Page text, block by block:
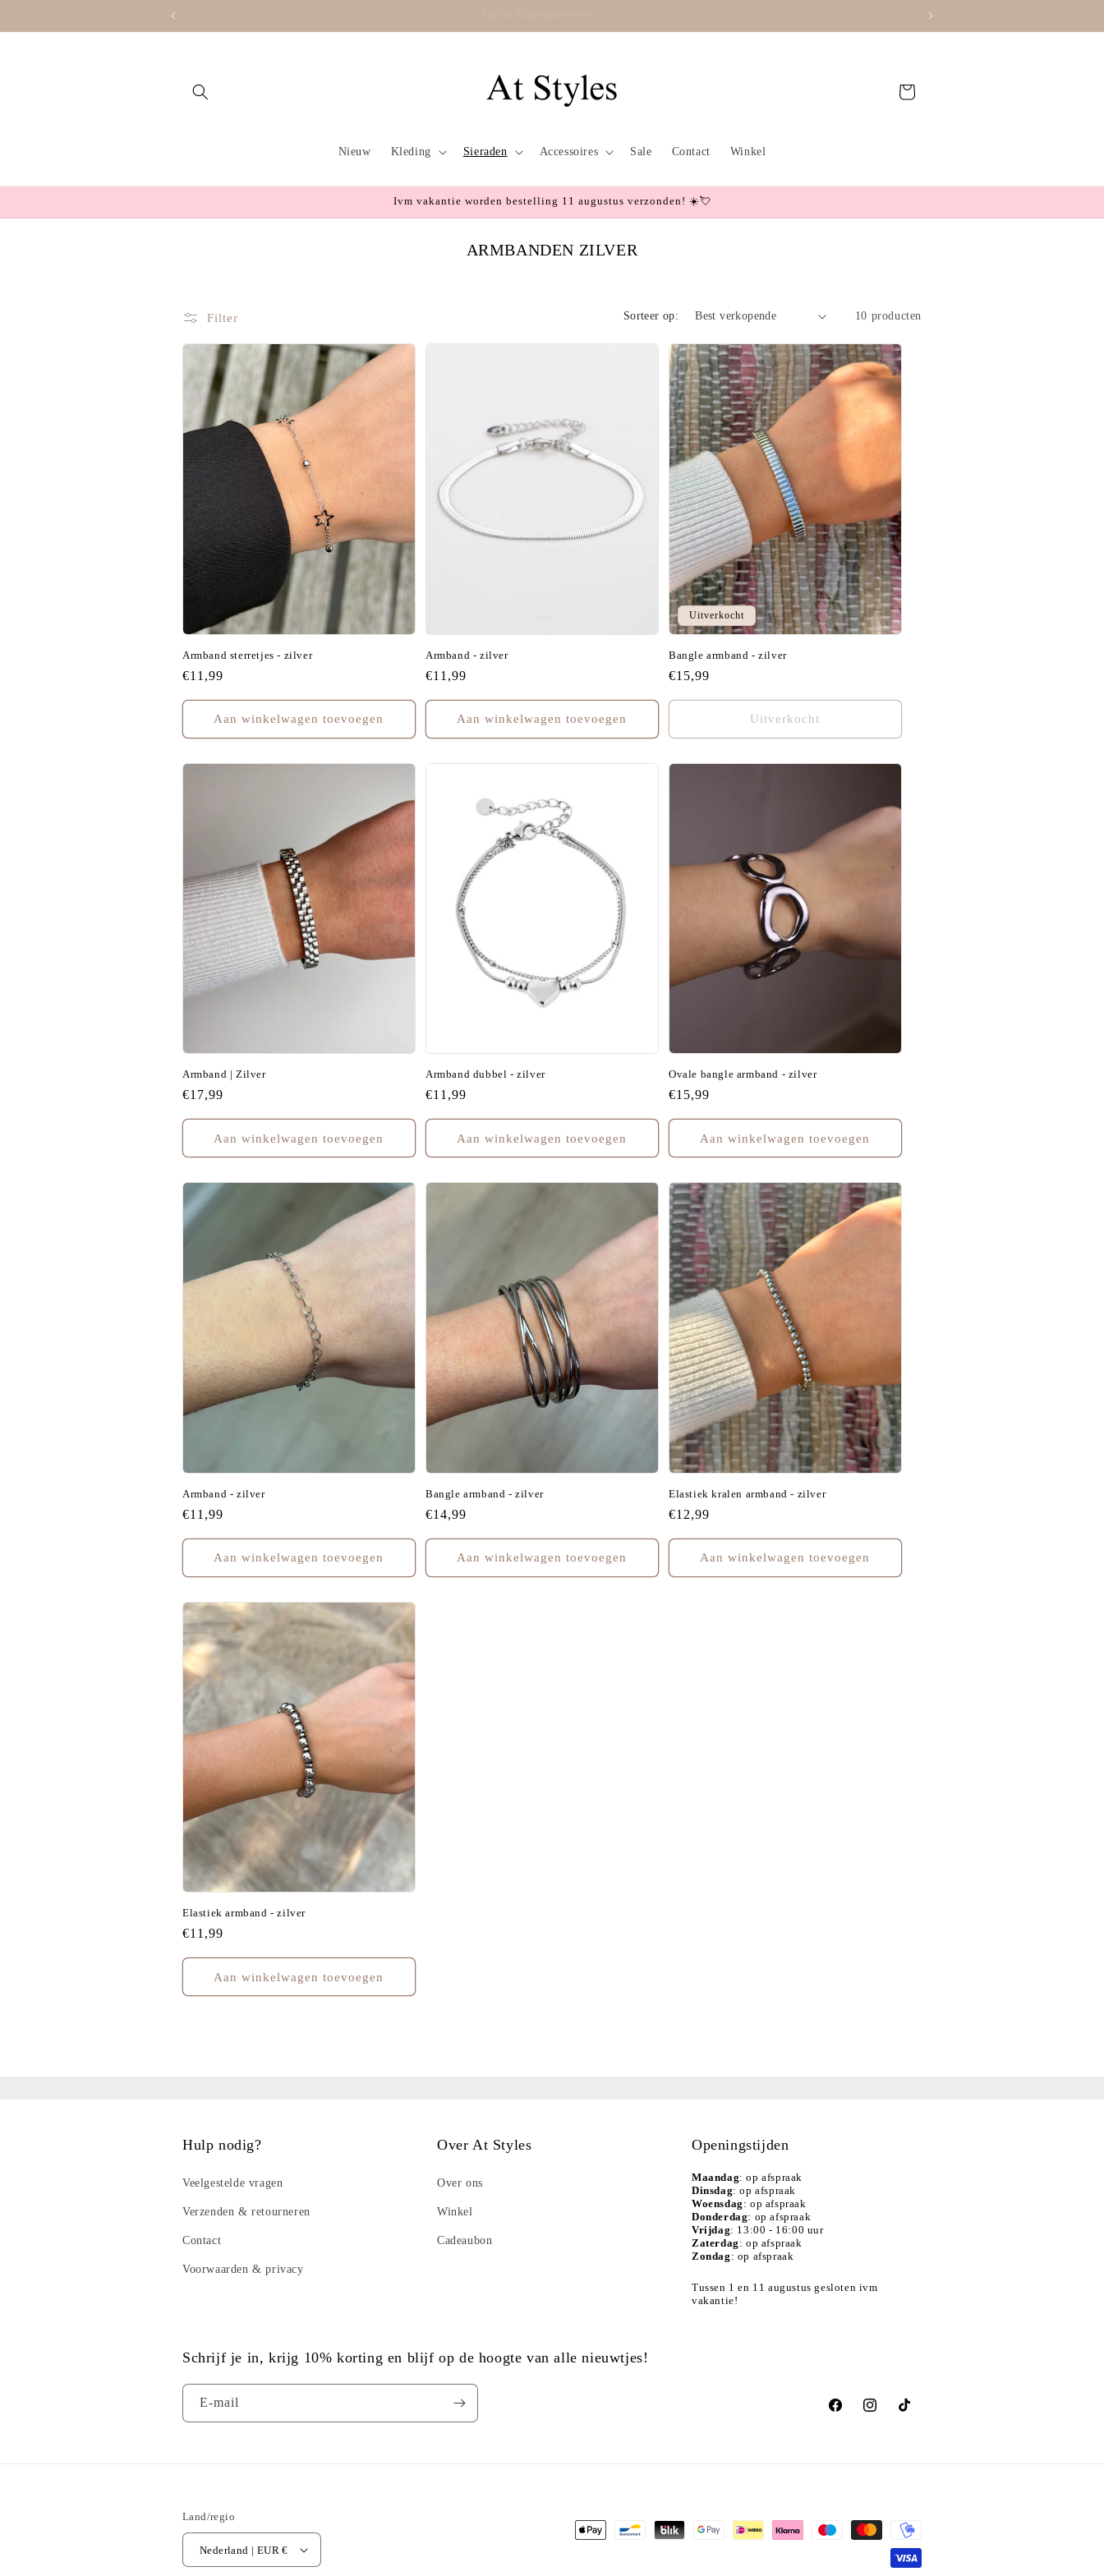
content
Nieuw Kleding Sieraden Accessoires Sale Contact Winkel
Winkelwagen
Ivm vakantie worden bestelling 11 augustus verzonden! ☀️💘
C
E
E
:
ARMBANDEN ZILVER
Filter Sorteer op: 10 producten
Armband sterretjes - zilver
Normale
€11,99
Aan winkelwagen toevoegen
Armband - zilver
Normale
€11,99
Aan winkelwagen toevoegen
Uitverkocht
Bangle armband - zilver
Normale
€15,99
Uitverkocht
Armband | Zilver
Normale
€17,99
Aan winkelwagen toevoegen
Armband dubbel - zilver
Normale
€11,99
Aan winkelwagen toevoegen
Ovale bangle armband - zilver
Normale
€15,99
Aan winkelwagen toevoegen
Armband - zilver
Normale
€11,99
Aan winkelwagen toevoegen
Bangle armband - zilver
Normale
€14,99
Aan winkelwagen toevoegen
Elastiek kralen armband - zilver
Normale
€12,99
Aan winkelwagen toevoegen
Elastiek armband - zilver
Normale
€11,99
Aan winkelwagen toevoegen
Hulp nodig?
Veelgestelde vragen
Verzenden & retourneren
Contact
Voorwaarden & privacy
Over At Styles
Over ons
Winkel
Cadeaubon
Openingstijden
Maandag: op afspraak
Dinsdag: op afspraak
Woensdag : op afspraak
Donderdag: op afspraak
Vrijdag: 13:00 - 16:00 uur
Zaterdag : op afspraak
Zondag : op afspraak
Tussen 1 en 11 augustus gesloten ivm
vakantie!
Schrijf je in, krijg 10% korting en blijf op de hoogte van alle nieuwtjes!
E‑mail
FacebookInstagramTikTok
Land/regio
Nederland | EUR €
Betaalmethoden